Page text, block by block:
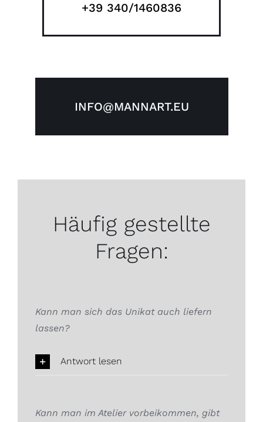
+39 340/1460836
INFO@MANNART.EU
Häufig gestellte
Fragen:
Kann man sich das Unikat auch liefern
lassen?
Antwort lesen
Kann man im Atelier vorbeikommen, gibt